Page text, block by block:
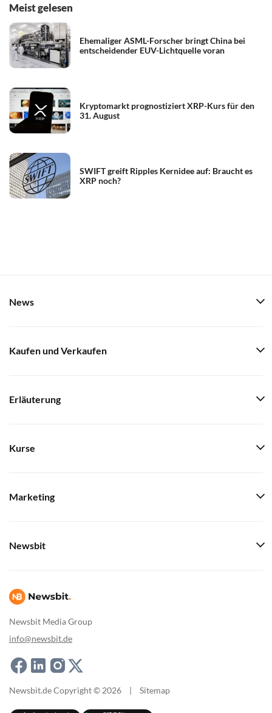
Meist gelesen
Ehemaliger ASML-Forscher bringt China bei
entscheidender EUV-Lichtquelle voran
Kryptomarkt prognostiziert XRP-Kurs für den
31. August
SWIFT greift Ripples Kernidee auf: Braucht es
XRP noch?
Newsbit Media Group
info@newsbit.de
News
Kaufen und Verkaufen
Erläuterung
Kurse
Marketing
Newsbit
Newsbit.de Copyright © 2026 | Sitemap